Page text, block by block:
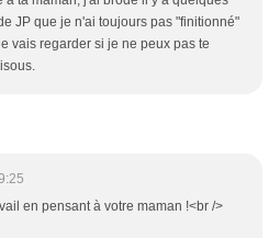
JP que je n'ai toujours pas "finitionné"
vais regarder si je ne peux pas te
en pensant à votre maman !<br />